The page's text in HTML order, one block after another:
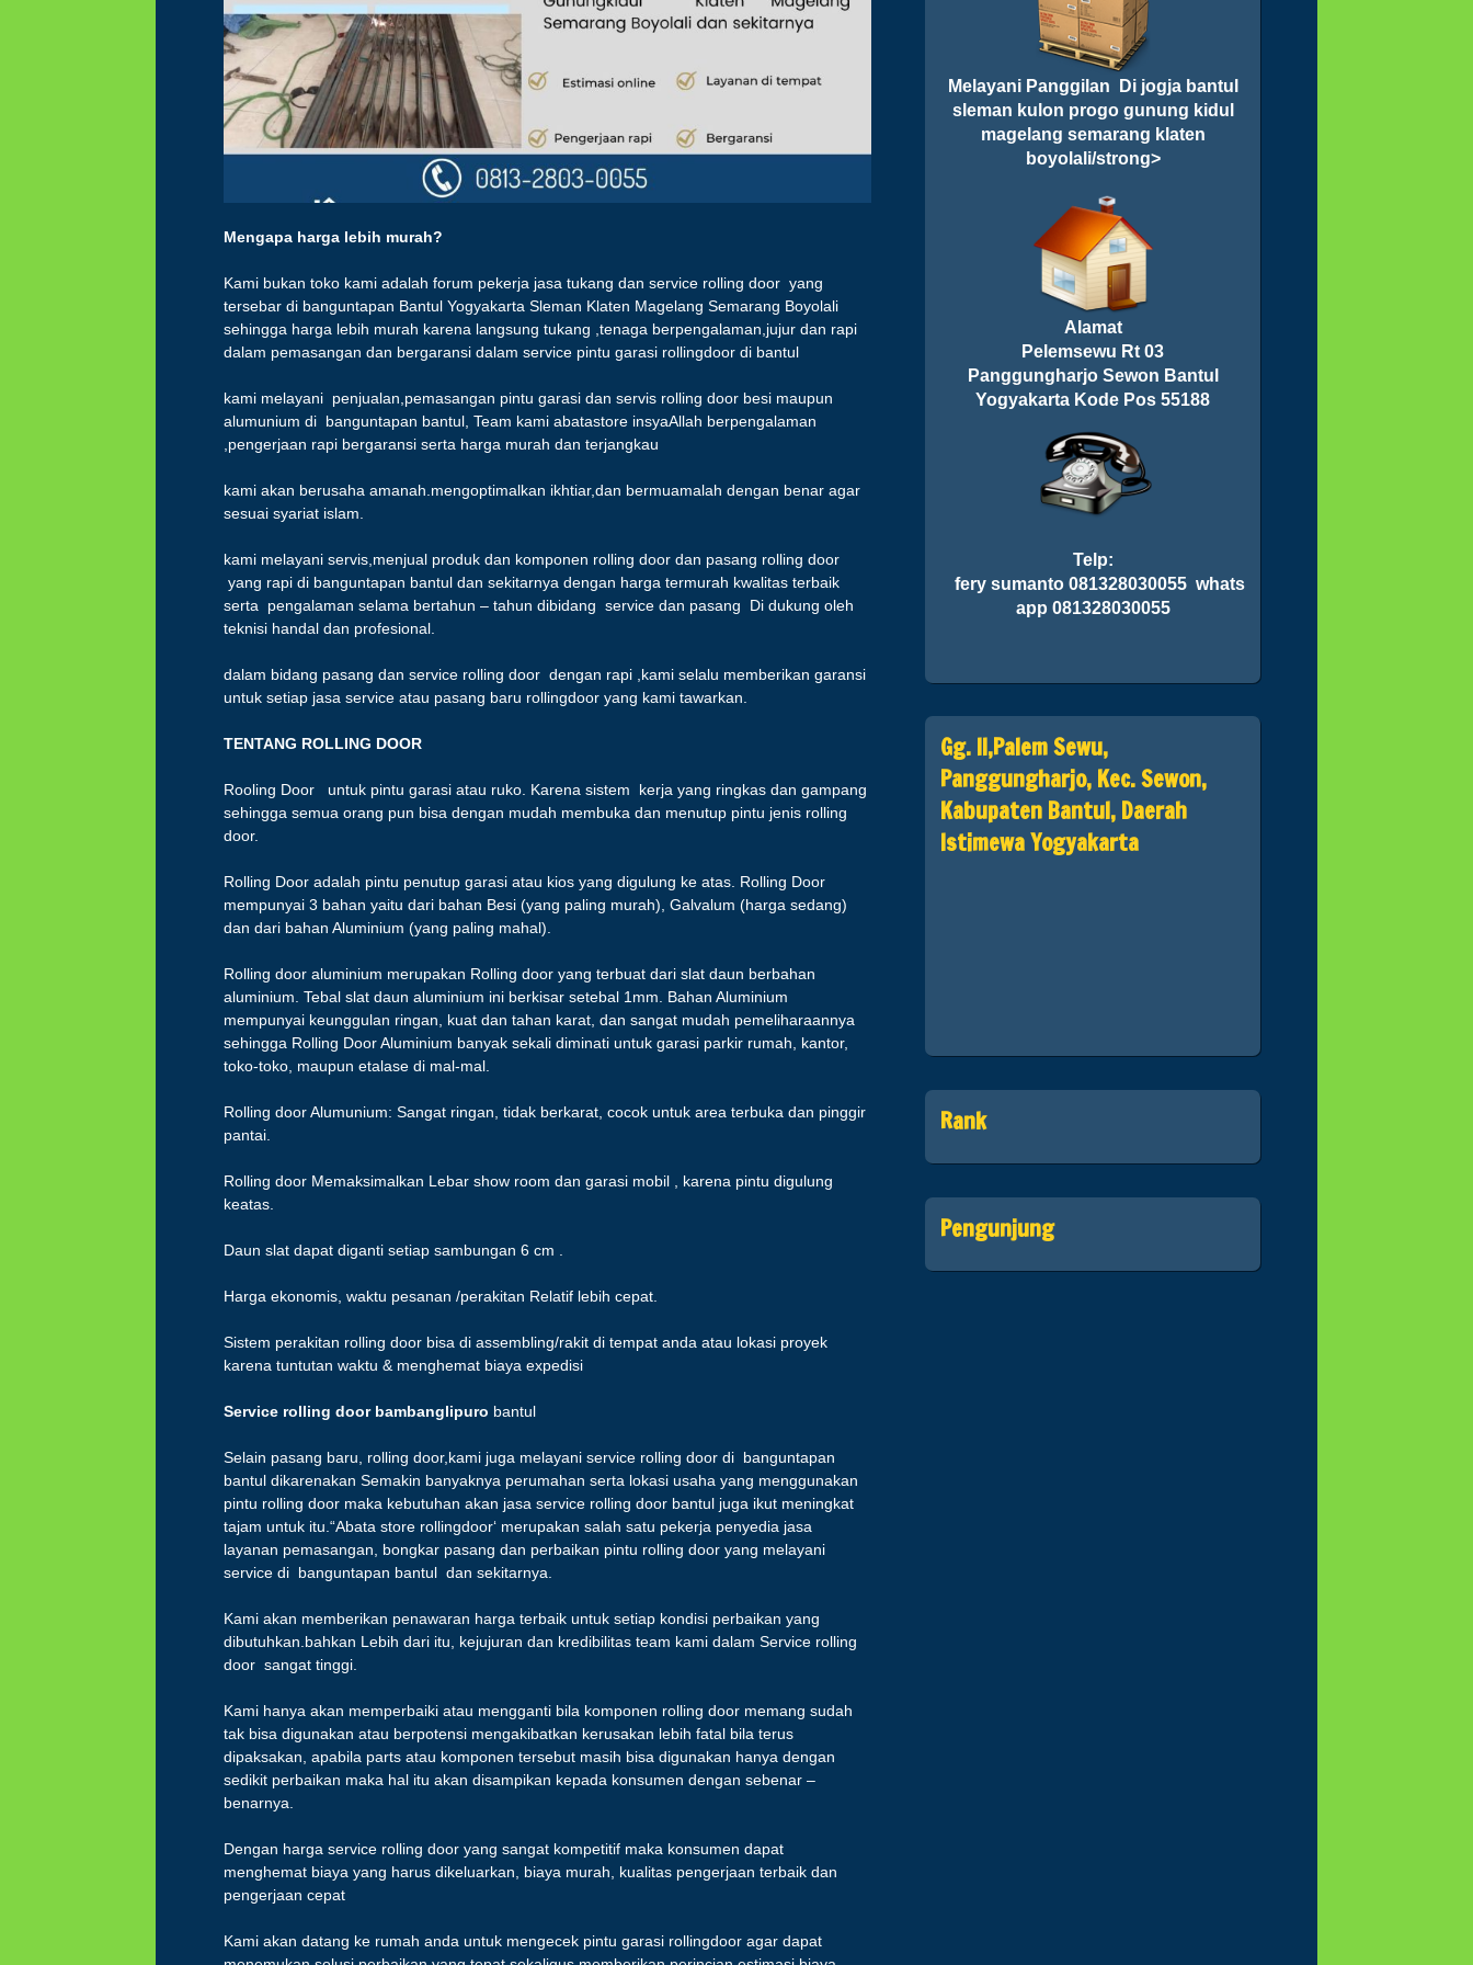
Mengapa harga lebih murah?
Kami bukan toko kami adalah forum pekerja jasa tukang dan service rolling door yang
tersebar di banguntapan Bantul Yogyakarta Sleman Klaten Magelang Semarang Boyolali
sehingga harga lebih murah karena langsung tukang ,tenaga berpengalaman,jujur dan rapi
dalam pemasangan dan bergaransi dalam service pintu garasi rollingdoor di bantul
kami melayani penjualan,pemasangan pintu garasi dan servis rolling door besi maupun
alumunium di banguntapan bantul, Team kami abatastore insyaAllah berpengalaman
,pengerjaan rapi bergaransi serta harga murah dan terjangkau
kami akan berusaha amanah.mengoptimalkan ikhtiar,dan bermuamalah dengan benar agar
sesuai syariat islam.
kami melayani servis,menjual produk dan komponen rolling door dan pasang rolling door
yang rapi di banguntapan bantul dan sekitarnya dengan harga termurah kwalitas terbaik
serta pengalaman selama bertahun – tahun dibidang service dan pasang Di dukung oleh
teknisi handal dan profesional.
dalam bidang pasang dan service rolling door dengan rapi ,kami selalu memberikan garansi
untuk setiap jasa service atau pasang baru rollingdoor yang kami tawarkan.
TENTANG ROLLING DOOR
Rooling Door untuk pintu garasi atau ruko. Karena sistem kerja yang ringkas dan gampang
sehingga semua orang pun bisa dengan mudah membuka dan menutup pintu jenis rolling
door.
Rolling Door adalah pintu penutup garasi atau kios yang digulung ke atas. Rolling Door
mempunyai 3 bahan yaitu dari bahan Besi (yang paling murah), Galvalum (harga sedang)
dan dari bahan Aluminium (yang paling mahal).
Rolling door aluminium merupakan Rolling door yang terbuat dari slat daun berbahan
aluminium. Tebal slat daun aluminium ini berkisar setebal 1mm. Bahan Aluminium
mempunyai keunggulan ringan, kuat dan tahan karat, dan sangat mudah pemeliharaannya
sehingga Rolling Door Aluminium banyak sekali diminati untuk garasi parkir rumah, kantor,
toko-toko, maupun etalase di mal-mal.
Rolling door Alumunium: Sangat ringan, tidak berkarat, cocok untuk area terbuka dan pinggir
pantai.
Rolling door Memaksimalkan Lebar show room dan garasi mobil , karena pintu digulung
keatas.
Daun slat dapat diganti setiap sambungan 6 cm .
Harga ekonomis, waktu pesanan /perakitan Relatif lebih cepat.
Sistem perakitan rolling door bisa di assembling/rakit di tempat anda atau lokasi proyek
karena tuntutan waktu & menghemat biaya expedisi
Service rolling doorbambanglipuro bantul
Selain pasang baru, rolling door,kami juga melayani service rolling door di banguntapan
bantul dikarenakan Semakin banyaknya perumahan serta lokasi usaha yang menggunakan
pintu rolling door maka kebutuhan akan jasa service rolling door bantul juga ikut meningkat
tajam untuk itu.“Abata store rollingdoor‘ merupakan salah satu pekerja penyedia jasa
layanan pemasangan, bongkar pasang dan perbaikan pintu rolling door yang melayani
service di banguntapan bantul dan sekitarnya.
Kami akan memberikan penawaran harga terbaik untuk setiap kondisi perbaikan yang
dibutuhkan.bahkan Lebih dari itu, kejujuran dan kredibilitas team kami dalam Service rolling
door sangat tinggi.
Kami hanya akan memperbaiki atau mengganti bila komponen rolling door memang sudah
tak bisa digunakan atau berpotensi mengakibatkan kerusakan lebih fatal bila terus
dipaksakan, apabila parts atau komponen tersebut masih bisa digunakan hanya dengan
sedikit perbaikan maka hal itu akan disampikan kepada konsumen dengan sebenar –
benarnya.
Dengan harga service rolling door yang sangat kompetitif maka konsumen dapat
menghemat biaya yang harus dikeluarkan, biaya murah, kualitas pengerjaan terbaik dan
pengerjaan cepat
Kami akan datang ke rumah anda untuk mengecek pintu garasi rollingdoor agar dapat
Melayani Panggilan Di jogja bantul
sleman kulon progo gunung kidul
magelang semarang klaten
boyolali/strong>
Alamat
Pelemsewu Rt 03
Panggungharjo Sewon Bantul
Yogyakarta Kode Pos 55188
Telp:
fery sumanto 081328030055 whats
app 081328030055
Gg. II,Palem Sewu,
Panggungharjo, Kec. Sewon,
Kabupaten Bantul, Daerah
Istimewa Yogyakarta
Rank
Pengunjung